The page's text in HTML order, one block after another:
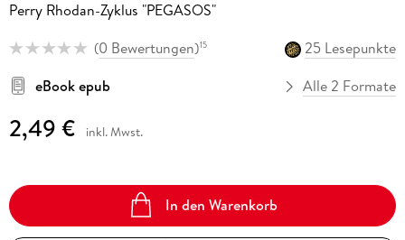
Perry Rhodan-Zyklus "PEGASOS"
(0 Bewertungen)15
25 Lesepunkte
eBook epub
Alle 2 Formate
2,49 € inkl. Mwst.
In den Warenkorb